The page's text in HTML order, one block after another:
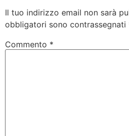
Il tuo indirizzo email non sarà
obbligatori sono contrassegnati
Commento *